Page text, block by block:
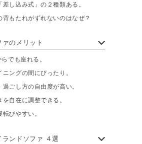
差し込み式」の２種類ある。
背もたれがずれないのはなぜ？
のメリット
でも座れる。
ニングの間にぴったり。
過ごし方の自由度が高い。
を自在に調整できる。
びやすい。
ランドソファ ４選